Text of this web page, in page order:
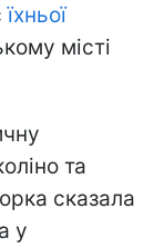
їхньої
місті
та
сказала
у